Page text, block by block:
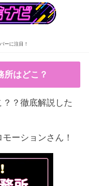
ーに注目！
所はどこ？
？徹底解説した
ーションさん！